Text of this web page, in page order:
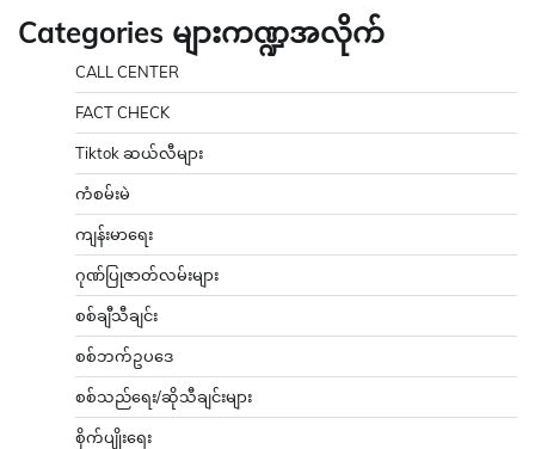
Categories များကဏ္ဍအလိုက်
CALL CENTER
FACT CHECK
Tiktok ဆယ်လီများ
ကံစမ်းမဲ
ကျန်းမာရေး
ဂုဏ်ပြုဇာတ်လမ်းများ
စစ်ချီသီချင်း
စစ်ဘက်ဥပဒေ
စစ်သည်ရေး/ဆိုသီချင်းများ
စိုက်ပျိုးရေး